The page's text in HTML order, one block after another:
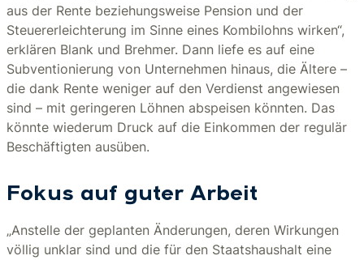
aus der Rente beziehungsweise Pension und der
Steuererleichterung im Sinne eines Kombilohns wirken“,
erklären Blank und Brehmer. Dann liefe es auf eine
Subventionierung von Unternehmen hinaus, die Ältere –
die dank Rente weniger auf den Verdienst angewiesen
sind – mit geringeren Löhnen abspeisen könnten. Das
könnte wiederum Druck auf die Einkommen der regulär
Beschäftigten ausüben.
Fokus auf guter Arbeit
„Anstelle der geplanten Änderungen, deren Wirkungen
völlig unklar sind und die für den Staatshaushalt eine